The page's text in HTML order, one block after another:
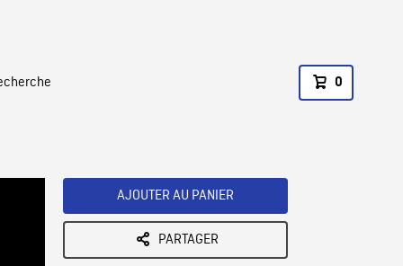
0
AJOUTER AU PANIER
PARTAGER